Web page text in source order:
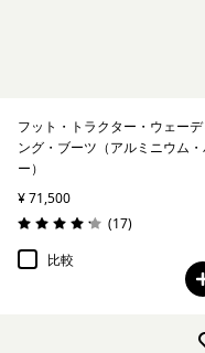
フット・トラクター・ウェーデ
ング・ブーツ（アルミニウム
ー）
¥ 71,500
評価: 4.2 / 5
(17レビュー
)
比較